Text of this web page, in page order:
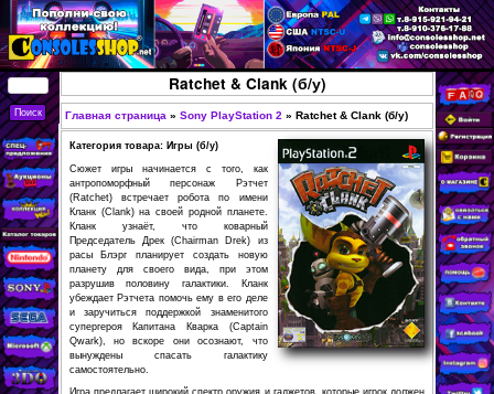
Перейти к основному
содержанию
КУПИТЬ
СОВРЕМЕННЫЕ И
РЕТРО ИГРОВЫЕ
ПРИСТАВКИ,
ИГРЫ, ФИГУРКИ,
РЕДКИЕ
КОЛЛЕКЦИОННЫЕ
ТОВАРЫ В
Ratchet & Clank (б/у)
Вы здесь
Главная страница Sony PlayStation 2 » Ratchet
Категория товара: Игры (б/у)
Сюжет игры начинается с того, как
антропоморфный персонаж Рэтчет
(Ratchet) встречает робота по имени
Кланк (Clank) на своей родной планете.
Кланк узнаёт, что коварный
Председатель Дрек (Chairman Drek) из
расы Блэрг планирует создать новую
планету для своего вида, при этом